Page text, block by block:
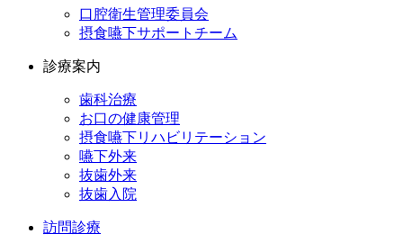
口腔衛生管理委員会
摂食嚥下サポートチーム
診療案内
歯科治療
お口の健康管理
摂食嚥下リハビリテーション
嚥下外来
抜歯外来
抜歯入院
訪問診療